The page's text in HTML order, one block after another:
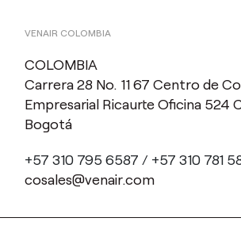
VENAIR COLOMBIA
COLOMBIA
Carrera 28 No. 11 67 Centro de
Empresarial Ricaurte Oficina 524
Bogotá
+57 310 795 6587 / +57 310 781
cosales@venair.com